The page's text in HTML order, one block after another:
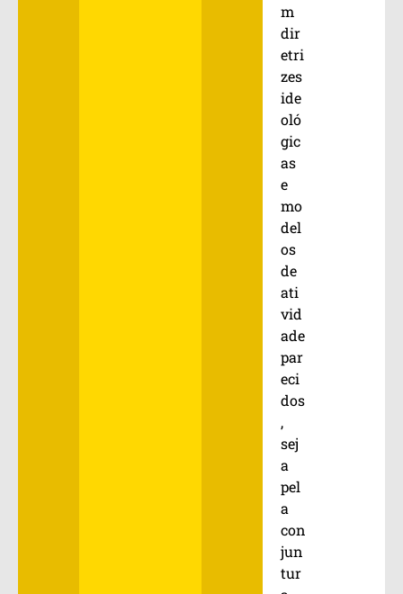
m
dir
etri
zes
ide
oló
gic
as
e
mo
del
os
de
ati
vid
ade
par
eci
dos
,
sej
a
pel
a
con
jun
tur